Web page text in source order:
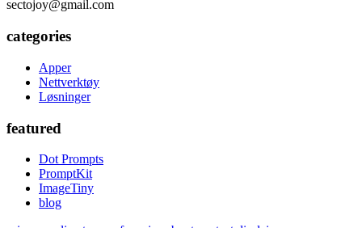
sectojoy@gmail.com
categories
Apper
Nettverktøy
Løsninger
featured
Dot Prompts
PromptKit
ImageTiny
blog